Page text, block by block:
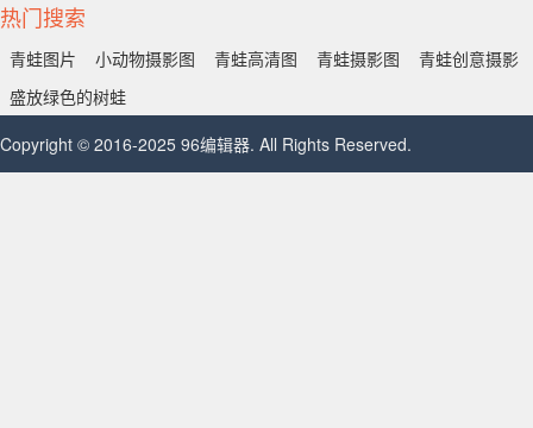
热门搜索
青蛙图片 小动物摄影图 青蛙高清图 青蛙摄影图
青蛙创意摄影
盛放绿色的树蛙
Copyright © 2016-2025 96编辑器. All Rights Reserved.